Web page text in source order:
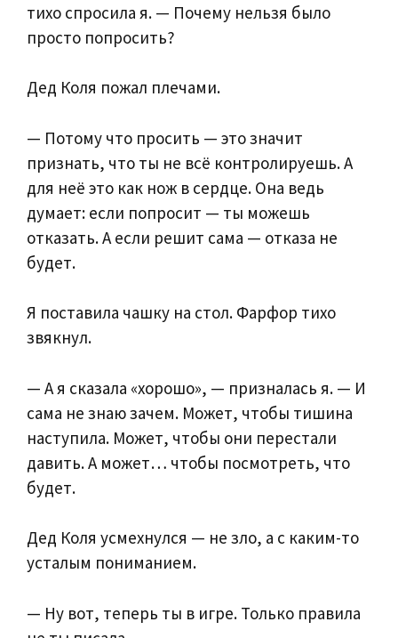
тихо спросила я. — Почему нельзя было
просто попросить?
Дед Коля пожал плечами.
— Потому что просить — это значит
признать, что ты не всё контролируешь. А
для неё это как нож в сердце. Она ведь
думает: если попросит — ты можешь
отказать. А если решит сама — отказа не
будет.
Я поставила чашку на стол. Фарфор тихо
звякнул.
— А я сказала «хорошо», — призналась я. — И
сама не знаю зачем. Может, чтобы тишина
наступила. Может, чтобы они перестали
давить. А может… чтобы посмотреть, что
будет.
Дед Коля усмехнулся — не зло, а с каким-то
усталым пониманием.
— Ну вот, теперь ты в игре. Только правила